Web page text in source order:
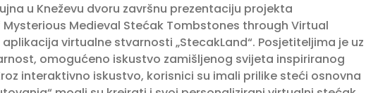
u Kneževu dvoru završnu prezentaciju projekta
Medieval Stećak Tombstones through Virtual
virtualne stvarnosti „StecakLand“. Posjetiteljima je uz
omogućeno iskustvo zamišljenog svijeta inspiriranog
interaktivno iskustvo, korisnici su imali prilike steći osnovna